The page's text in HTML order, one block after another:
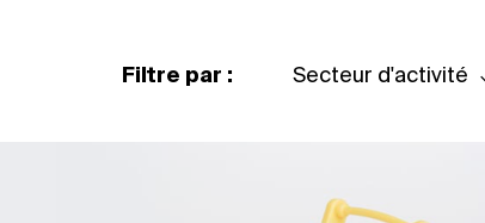
Filtre par : Secteur d'activité